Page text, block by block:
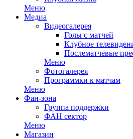
Меню
Медиа
Видеогалерея
Голы с матчей
Клубное
Послематчевые
Меню
Фотогалерея
Программки к матчам
Меню
Фан-зона
Группа поддержки
ФАН сектор
Меню
Магазин